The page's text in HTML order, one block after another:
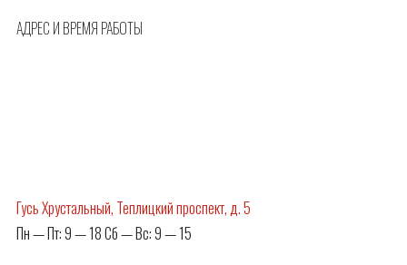
АДРЕС И ВРЕМЯ РАБОТЫ
Гусь Хрустальный, Теплицкий проспект, д. 5
Пн — Пт: 9 — 18 Сб — Вс: 9 — 15